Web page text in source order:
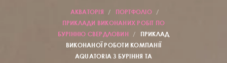
АКВАТОРІЯ / ПОРТФОЛІО
/
ПРИКЛАДИ ВИКОНАНИХ РОБІТ ПО
БУРІННЮ СВЕРДЛОВИН
/
ПРИКЛАД
ВИКОНАНОЇ РОБОТИ КОМПАНІЇ
AQUATORIA З БУРІННЯ ТА